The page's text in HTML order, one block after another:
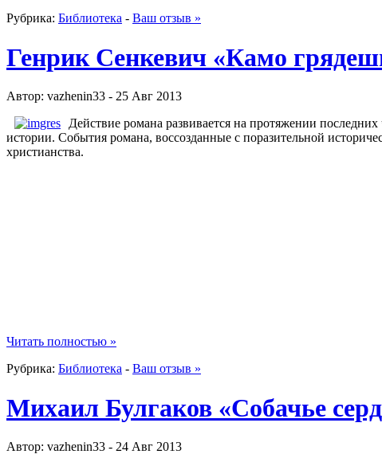
Рубрика: Библиотека - Ваш отзыв »
Генрик Сенкевич «Камо
Автор: vazhenin33 - 25 Авг 2013
Действие романа развивается на протяжении
истории. События романа, воссозданные с поразительной
христианства.
Читать полностью »
Рубрика: Библиотека - Ваш отзыв »
Михаил Булгаков «Собачье
Автор: vazhenin33 - 24 Авг 2013